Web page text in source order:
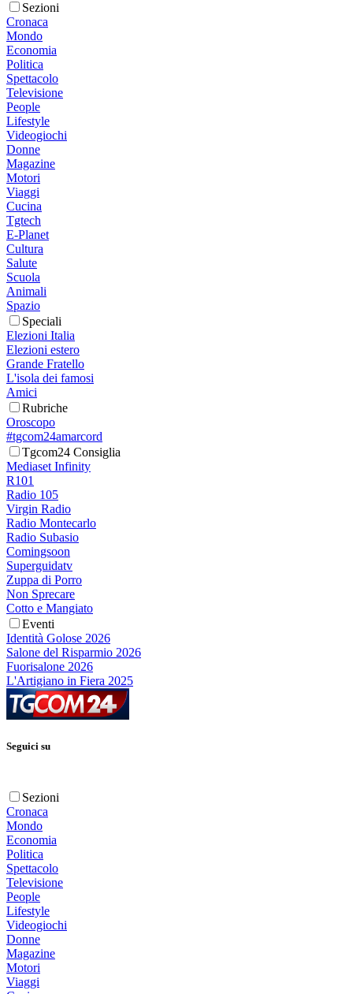
Sezioni
Cronaca
Mondo
Economia
Politica
Spettacolo
Televisione
People
Lifestyle
Videogiochi
Donne
Magazine
Motori
Viaggi
Cucina
Tgtech
E-Planet
Cultura
Salute
Scuola
Animali
Spazio
Speciali
Elezioni Italia
Elezioni estero
Grande Fratello
L'isola dei famosi
Amici
Rubriche
Oroscopo
#tgcom24amarcord
Tgcom24 Consiglia
Mediaset Infinity
R101
Radio 105
Virgin Radio
Radio Montecarlo
Radio Subasio
Comingsoon
Superguidatv
Zuppa di Porro
Non Sprecare
Cotto e Mangiato
Eventi
Identità Golose 2026
Salone del Risparmio 2026
Fuorisalone 2026
L'Artigiano in Fiera 2025
Seguici su
Sezioni
Cronaca
Mondo
Economia
Politica
Spettacolo
Televisione
People
Lifestyle
Videogiochi
Donne
Magazine
Motori
Viaggi